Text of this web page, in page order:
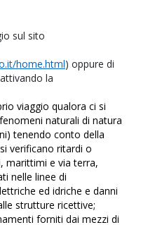
sul sito
home.html) oppure di
la
viaggio qualora ci si
naturali di natura
tenendo conto della
verificano ritardi o
marittimi e via terra,
nelle linee di
ed idriche e danni
strutture ricettive;
forniti dai mezzi di